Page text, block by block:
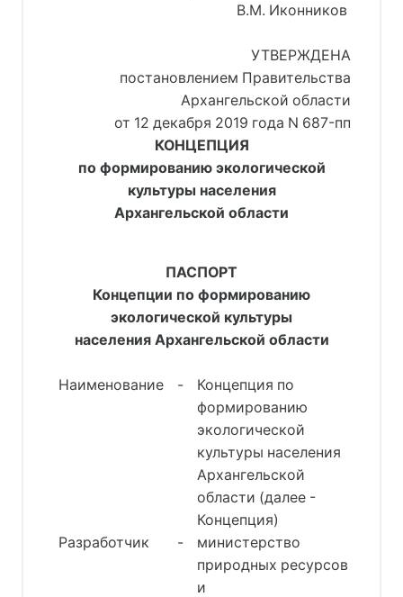
В.М. Иконников
УТВЕРЖДЕНА
постановлением Правительства
Архангельской области
от 12 декабря 2019 года N 687-пп
КОНЦЕПЦИЯ
по формированию экологической
культуры населения
Архангельской области
ПАСПОРТ
Концепции по формированию
экологической культуры
населения Архангельской области
Наименование -
Концепция по
формированию
экологической
культуры населения
Архангельской
области (далее -
Концепция)
Разработчик
-
министерство
природных ресурсов
и